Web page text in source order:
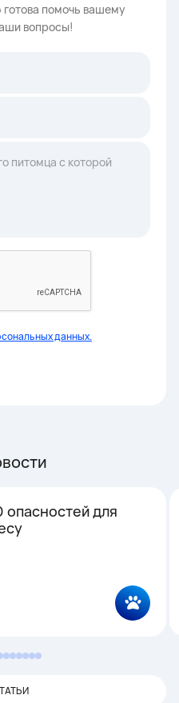
помочь вашему
вопросы!
данных.
для